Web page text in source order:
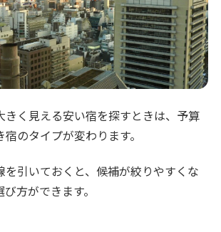
きく見える安い宿を探すときは、予算
のタイプが変わります。
を引いておくと、候補が絞りやすくな
方ができます。